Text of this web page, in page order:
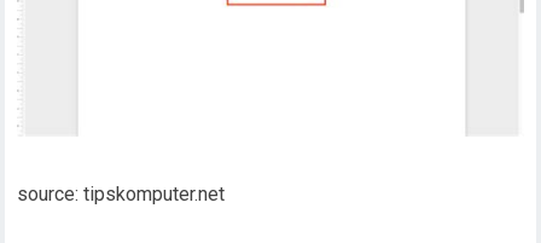
source: tipskomputer.net